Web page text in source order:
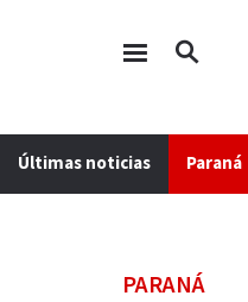
Últimas noticias Paraná
PARANÁ